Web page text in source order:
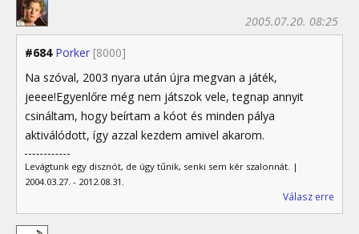
#684 Porker [8000]
2005.07.20. 08:25
Na szóval, 2003 nyara után újra megvan a játék,
jeeee!Egyenlőre még nem játszok vele, tegnap annyit
csináltam, hogy beírtam a kóot és minden pálya
aktiválódott, így azzal kezdem amivel akarom.
Levágtunk egy disznót, de úgy tűnik, senki sem kér szalonnát. |
2004.03.27. - 2012.08.31.
Válasz erre